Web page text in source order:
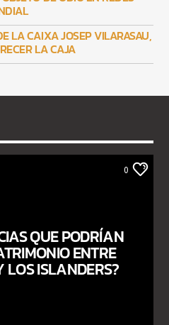
LA CAIXA JOSEP VILARASAU,
LA CAJA
0
QUE PODRÍAN
ENTRE
LOS ISLANDERS?